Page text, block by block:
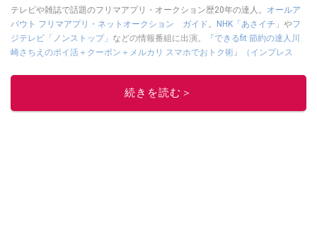
テレビや雑誌で話題のフリマアプリ・オークション歴20年の達人。 オールア
バウト フリマアプリ・ネットオークション ガイド。 NHK「あさイチ」 やフ
ジテレビ「ノンストップ」 などの情報番組に出演。
『できるfit 節約の達人川
崎さちえのポイ活＋クーポン＋メルカリ スマホでおトク術』（インプレス
的に稼ぐ！』（翔泳社刊）
■経歴：2003年、夫が子育てをするために、突然会社を辞める。翌月からの
続きを読む＞